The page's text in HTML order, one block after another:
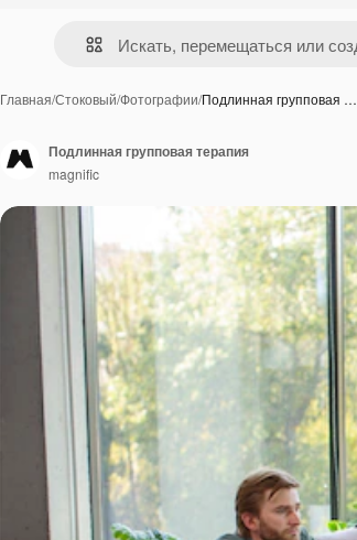
Главная/Стоковый/Фотографии/Подлинная групповая …
Подлинная групповая терапия
magnific